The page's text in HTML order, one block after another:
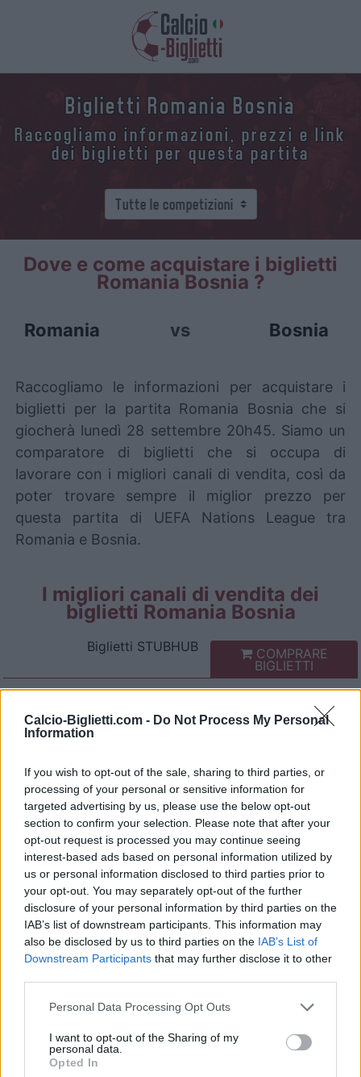
Calcio-Biglietti.com - Do Not Process My Personal
Information
If you wish to opt-out of the sale, sharing to third parties, or
processing of your personal or sensitive information for
targeted advertising by us, please use the below opt-out
section to confirm your selection. Please note that after your
opt-out request is processed you may continue seeing
interest-based ads based on personal information utilized by
us or personal information disclosed to third parties prior to
your opt-out. You may separately opt-out of the further
disclosure of your personal information by third parties on the
IAB’s list of downstream participants. This information may
also be disclosed by us to third parties on the IAB’s List of
Downstream Participants that may further disclose it to other
Personal Data Processing Opt Outs
I want to opt-out of the Sharing of my
personal data.
Opted In
Biglietti Romania Bosnia
Raccogliamo informazioni, prezzi e link
dei biglietti per questa partita
Dove e come acquistare i biglietti
Romania Bosnia ?
Romania vs Bosnia
Raccogliamo le informazioni per acquistare i
biglietti per la partita Romania Bosnia che si
giocherà lunedì 28 settembre 20h45. Siamo un
comparatore di biglietti che si occupa di
lavorare con i migliori canali di vendita, così da
poter trovare sempre il miglior prezzo per
questa partita di UEFA Nations League tra
Romania e Bosnia.
I migliori canali di vendita dei
biglietti Romania Bosnia
Biglietti STUBHUB COMPRARE
BIGLIETTI
COMPRARE
BIGLIETTI
BigliettiVIAGOGO COMPRARE
BIGLIETTI
Nessun biglietto a
FOOTBALLTICKETNET
Nessun biglietto a
P1TRAVEL
Nessun biglietto a
CDISCOUNT
Nessun biglietto a
TICKETMASTER
FNAC
CARREFOUR